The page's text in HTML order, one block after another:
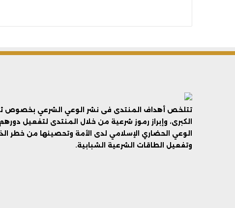
تتلخص أهداف المنتدى فى نشر الوعي الشرعي بخصوص
الكبرى، وإبراز رموز شرعية من خلال المنتدى لتفعيل
الوعي الحضاري الإسلامي لدى الأمة وتحصينها من خطر
وتفعيل الطاقات الشرعية الشبابية.